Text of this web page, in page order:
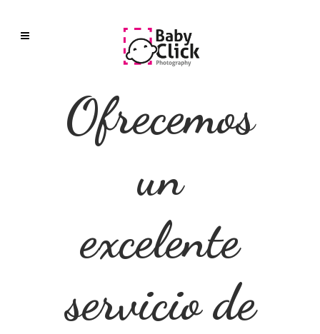
Ofrecemos
un
excelente
servicio de